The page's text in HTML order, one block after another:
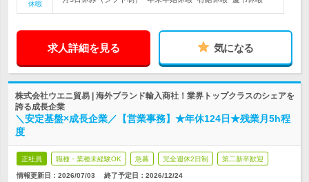
休暇
求人詳細を見る 気になる
株式会社ウエニ貿易 | 海外ブランド輸入商社！業界トップクラスのシェアを
誇る成長企業
＼安定基盤×成長企業／【営業事務】★年休124日★残業月5h程
度
正社員 職種・業種未経験OK 急募 完全週休2日制 第二新卒歓迎
情報更新日：2026/07/03 終了予定日： 2026/12/24